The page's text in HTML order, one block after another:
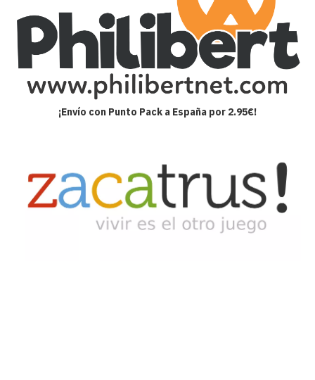
¡Envío con Punto Pack a España por 2.95€!